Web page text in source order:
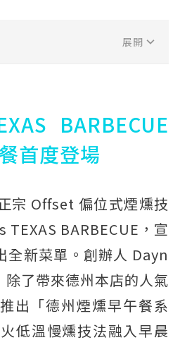
BARBECUE
首度登場
宗 Offset 偏位式煙燻技
BARBECUE，宣
全新菜單。創辦人 Dayn
了帶來德州本店的人氣
出「德州煙燻早午餐系
低溫慢燻技法融入早晨